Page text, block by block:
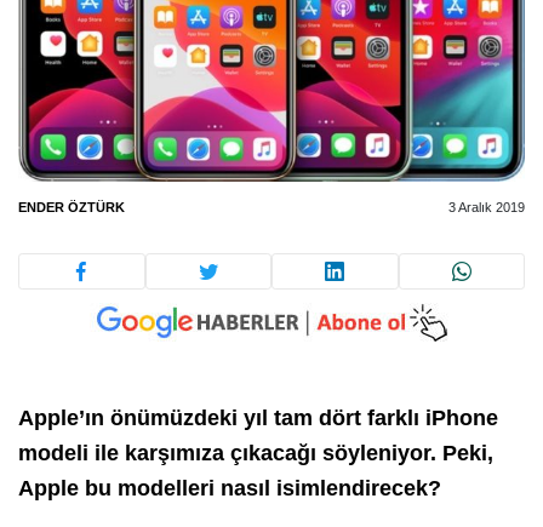
ENDER ÖZTÜRK 3 Aralık 2019
Apple’ın önümüzdeki yıl tam dört farklı iPhone
modeli ile karşımıza çıkacağı söyleniyor. Peki,
Apple bu modelleri nasıl isimlendirecek?